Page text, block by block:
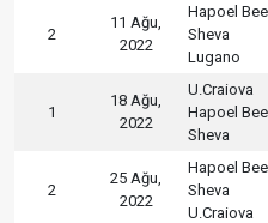
2
11 Ağu,
2022
Hapoel
Sheva
Lugano
1
18 Ağu,
2022
U.Craiova
Hapoel
Sheva
2
25 Ağu,
2022
Hapoel
Sheva
U.Craiova